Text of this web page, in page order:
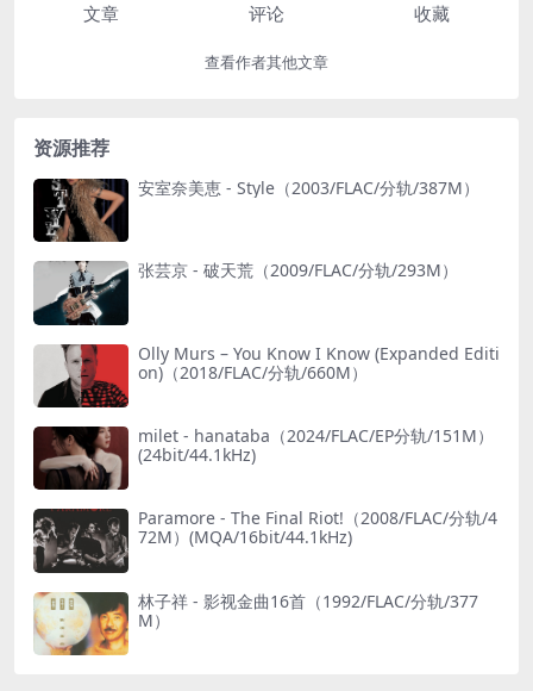
文章 评论 收藏
查看作者其他文章
资源推荐
安室奈美恵 - Style（2003/FLAC/分轨/387M）
张芸京 - 破天荒（2009/FLAC/分轨/293M）
Olly Murs – You Know I Know (Expanded Editi
on)（2018/FLAC/分轨/660M）
milet - hanataba（2024/FLAC/EP分轨/151M）
(24bit/44.1kHz)
Paramore - The Final Riot!（2008/FLAC/分轨/4
72M）(MQA/16bit/44.1kHz)
林子祥 - 影视金曲16首（1992/FLAC/分轨/377
M）